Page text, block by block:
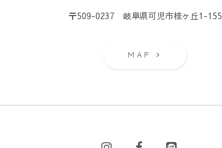
〒509-0237 岐阜県可児市桂ヶ丘1-155
MAP